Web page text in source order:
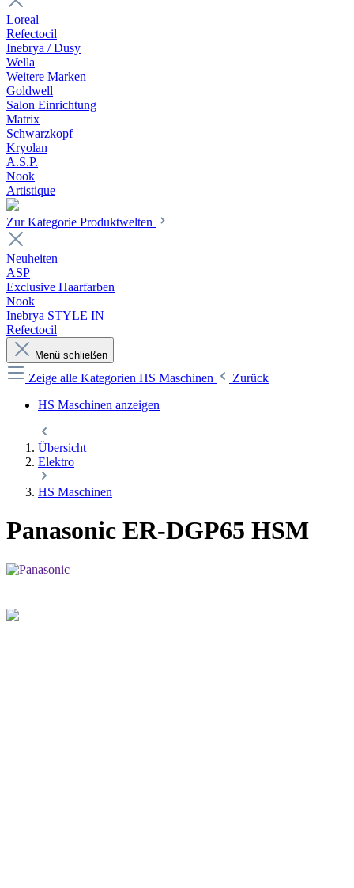
Loreal
Refectocil
Inebrya / Dusy
Wella
Weitere Marken
Goldwell
Salon Einrichtung
Matrix
Schwarzkopf
Kryolan
A.S.P.
Nook
Artistique
Zur Kategorie Produktwelten
Neuheiten
ASP
Exclusive Haarfarben
Nook
Inebrya STYLE IN
Refectocil
Menü schließen
Zeige alle Kategorien HS Maschinen
Zurück
HS Maschinen anzeigen
Übersicht
Elektro
HS Maschinen
Panasonic ER-DGP65 HSM